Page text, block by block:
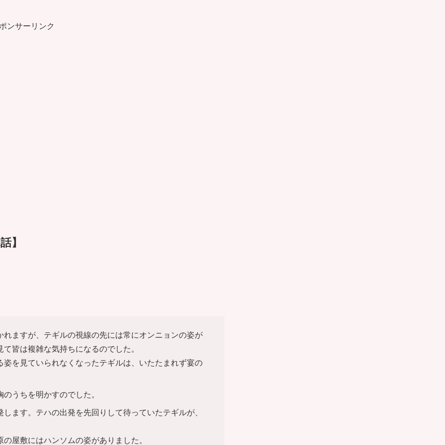
ンサーリンク
】
ますが、テギルの視線の先には常にオンニョンの姿が
皆は複雑な気持ちになるのでした。
を見ていられなくなったテギルは、いたたまれず宴の
うちを明かすのでした。
ます。テハの出発を先回りして待っていたテギルが、
屋敷にはハンソムの姿がありました。